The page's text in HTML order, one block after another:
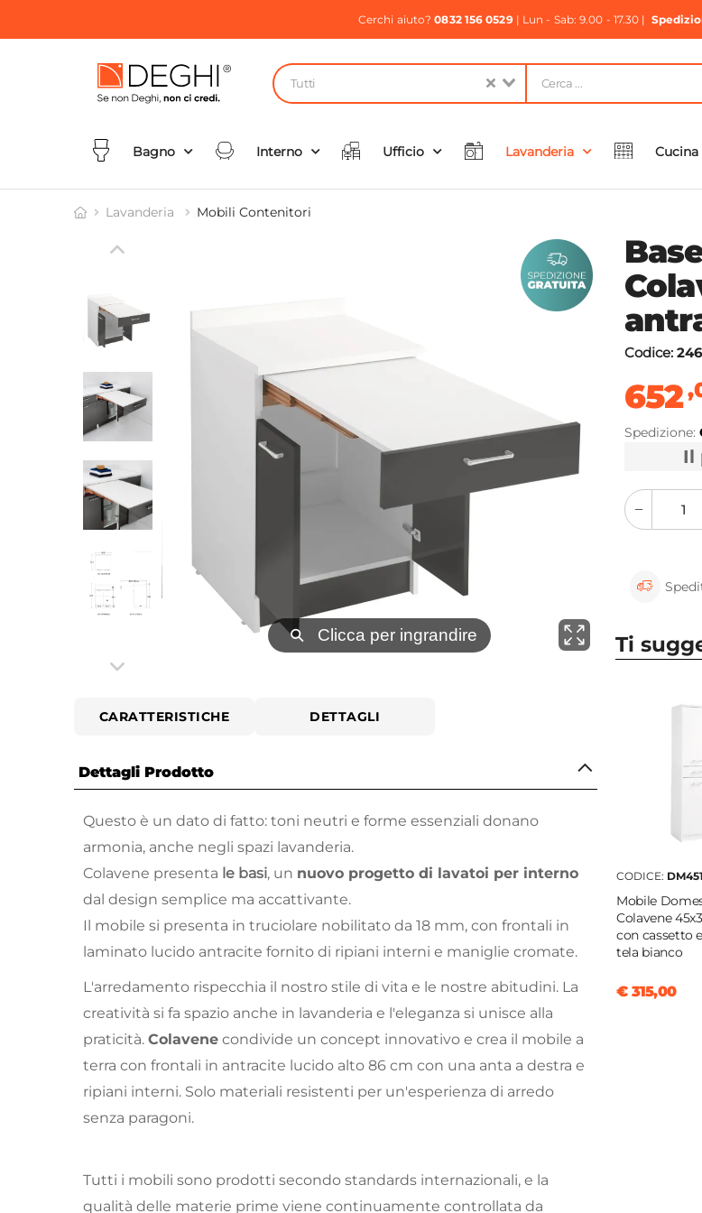
Cerchi aiuto?0832 156 0529| Lun - Sab: 9.00 - 17.30 |
Tutti
Bagno Interno Ufficio Lavanderia Cucina
Lavanderia Mobili Contenitori
⚲ Clicca per ingrandire
CARATTERISTICHE DETTAGLI
Dettagli Prodotto
Questo è un dato di fatto: toni neutri e forme essenziali donano
armonia, anche negli spazi lavanderia.
Colavene presenta le basi, un nuovo progetto di lavatoi per interno
dal design semplice ma accattivante.
Il mobile si presenta in truciolare nobilitato da 18 mm, con frontali in
laminato lucido antracite fornito di ripiani interni e maniglie cromate.
L'arredamento rispecchia il nostro stile di vita e le nostre abitudini. La
creatività si fa spazio anche in lavanderia e l'eleganza si unisce alla
praticità. Colavene condivide un concept innovativo e crea il mobile a
terra con frontali in antracite lucido alto 86 cm con una anta a destra e
ripiani interni. Solo materiali resistenti per un'esperienza di arredo
senza paragoni.
Tutti i mobili sono prodotti secondo standards internazionali, e la
qualità delle materie prime viene continuamente controllata da
Codice:
652
Spedizione:
Il
quantity
button
Ti
CODICE:
Mobile
Colavene
con cassetto
tela bianco
€ 315,00